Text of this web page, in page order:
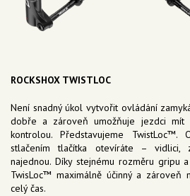
ROCKSHOX TWISTLOC
Není snadný úkol vytvořit ovládání
dobře a zároveň umožňuje jezdci mít
kontrolou. Představujeme TwistLoc™.
stlačením tlačítka otevíráte – vidlici,
najednou. Díky stejnému rozměru gripu
TwisLoc™ maximálně účinný a zároveň
celý čas.